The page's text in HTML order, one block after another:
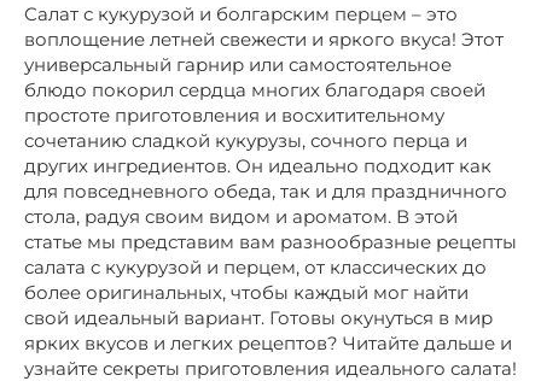
Салат с кукурузой и болгарским перцем – это
воплощение летней свежести и яркого вкуса! Этот
универсальный гарнир или самостоятельное
блюдо покорил сердца многих благодаря своей
простоте приготовления и восхитительному
сочетанию сладкой кукурузы, сочного перца и
других ингредиентов. Он идеально подходит как
для повседневного обеда, так и для праздничного
стола, радуя своим видом и ароматом. В этой
статье мы представим вам разнообразные рецепты
салата с кукурузой и перцем, от классических до
более оригинальных, чтобы каждый мог найти
свой идеальный вариант. Готовы окунуться в мир
ярких вкусов и легких рецептов? Читайте дальше и
узнайте секреты приготовления идеального салата!